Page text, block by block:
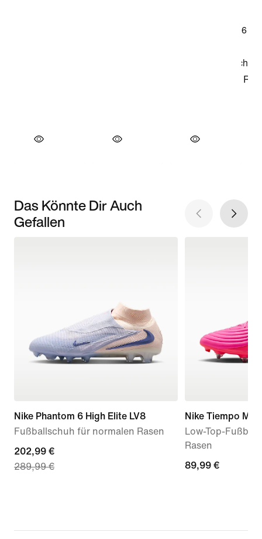
Das Könnte Dir Auch
Gefallen
Nike Phantom 6 High Elite LV8
Fußballschuh für normalen Rasen
current
price
289,99 €
202,99 €
289,99 €
Nike Tiempo
Low-Top-
Rasen
89,99 €
89,99 €